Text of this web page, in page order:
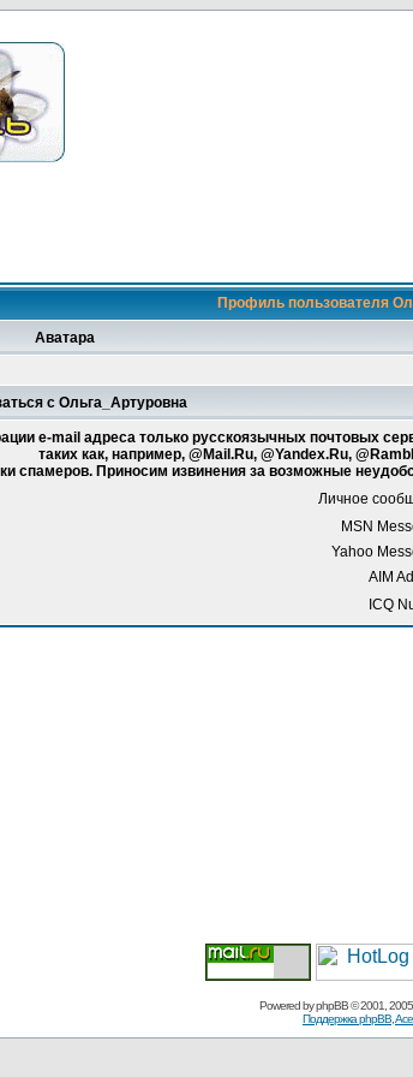
Профиль пользователя
Аватара
с Ольга_Артуровна
e-mail адреса только русскоязычных почтовых
таких как, например, @Mail.Ru, @Yandex.Ru,
спамеров. Приносим извинения за возможные
Личное
MSN
Yahoo
AIM
ICQ
Powered byphpBB© 2001,
Поддержка phpBB